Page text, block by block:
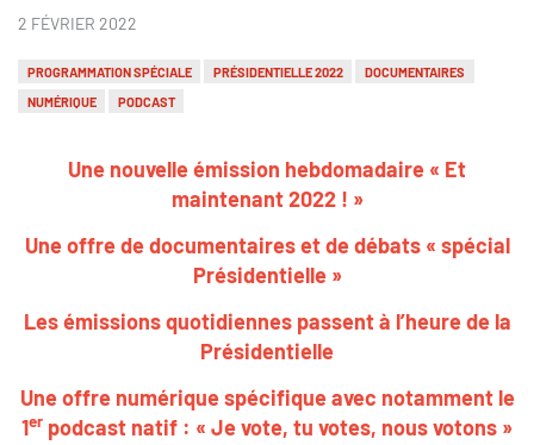
2 FÉVRIER 2022
PROGRAMMATION SPÉCIALE PRÉSIDENTIELLE 2022
DOCUMENTAIRES
NUMÉRIQUE
PODCAST
Une nouvelle émission hebdomadaire « Et
maintenant 2022 ! »
Une offre de documentaires et de débats « spécial
Présidentielle »
Les émissions quotidiennes passent à l’heure de la
Présidentielle
Une offre numérique spécifique avec notamment le
1er podcast natif : « Je vote, tu votes, nous votons »